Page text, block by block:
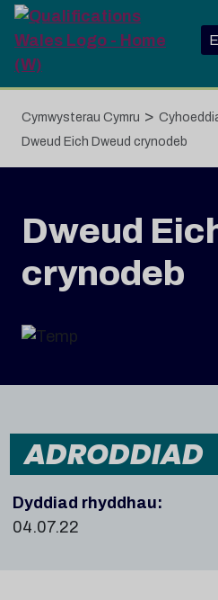
Neidio i'r prif gynnwys
Cymwysterau Cymru >
Dweud Eich Dweud crynodeb
Dweud
crynodeb
ADRODDIAD
Dyddiad rhyddhau:
04.07.22